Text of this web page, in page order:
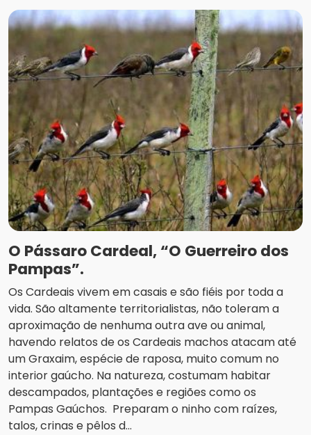
O Pássaro Cardeal, “O Guerreiro dos
Pampas”.
Os Cardeais vivem em casais e são fiéis por toda a
vida. São altamente territorialistas, não toleram a
aproximação de nenhuma outra ave ou animal,
havendo relatos de os Cardeais machos atacam até
um Graxaim, espécie de raposa, muito comum no
interior gaúcho. Na natureza, costumam habitar
descampados, plantações e regiões como os
Pampas Gaúchos. Preparam o ninho com raízes,
talos, crinas e pêlos d...